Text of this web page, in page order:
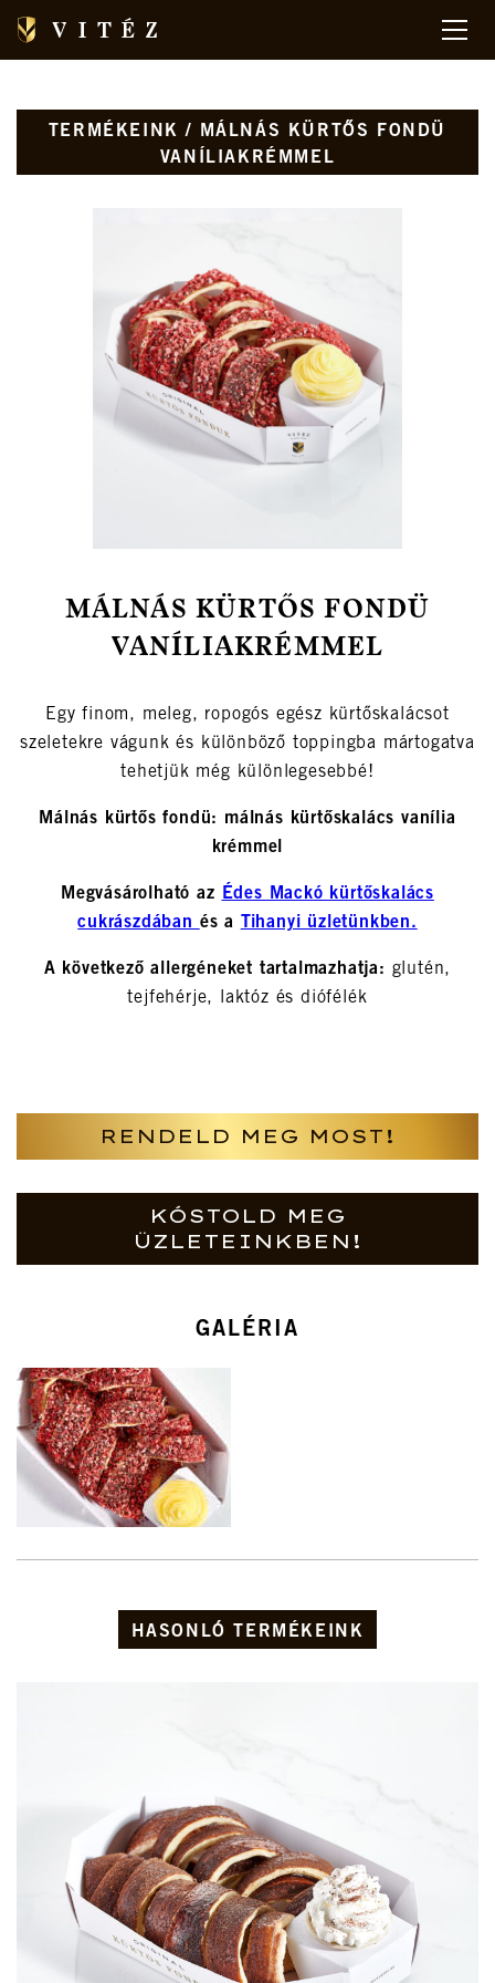
TERMÉKEINK / MÁLNÁS KÜRTŐS FONDÜ
VANÍLIAKRÉMMEL
MÁLNÁS KÜRTŐS FONDÜ
VANÍLIAKRÉMMEL
Egy finom, meleg, ropogós egész kürtőskalácsot
szeletekre vágunk és különböző toppingba mártogatva
tehetjük még különlegesebbé!
Málnás kürtős fondü: málnás kürtőskalács vanília
krémmel
Megvásárolható az
Édes Mackó kürtőskalács
cukrászdában és a Tihanyi üzletünkben.
A következő allergéneket tartalmazhatja: glutén,
tejfehérje, laktóz és diófélék
RENDELD MEG MOST!
KÓSTOLD MEG
ÜZLETEINKBEN!
GALÉRIA
HASONLÓ TERMÉKEINK